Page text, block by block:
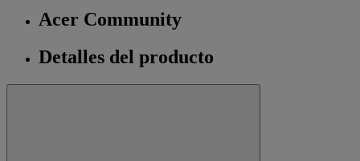
Acer Community
Detalles del producto